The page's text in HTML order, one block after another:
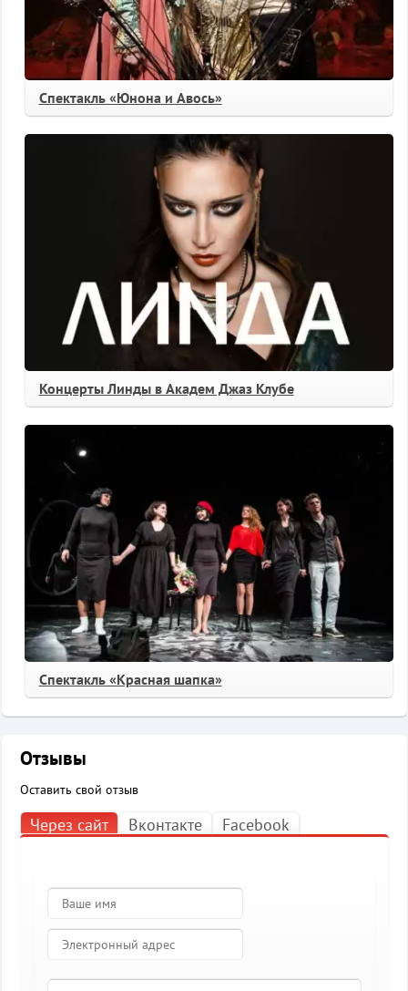
Спектакль «Юнона и Авось»
Концерты Линды в Академ Джаз Клубе
Спектакль «Красная шапка»
Отзывы
Оставить свой отзыв
Через сайт Вконтакте Facebook